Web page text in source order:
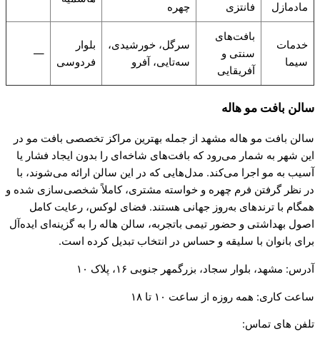
مادمازل فانتزی چهره
خدمات
سیما
بافت‌های
سنتی و
آفریقایی
سرگل، خورشیدی،
سه‌تایی، آفرو
بلوار
فردوسی
—
سالن بافت مو هاله
سالن بافت مو هاله مشهد از جمله بهترین مراکز تخصصی بافت مو در
این شهر به شمار می‌رود که بافت‌های شاخه‌ای را بدون ایجاد فشار یا
آسیب به مو اجرا می‌کند. مدل‌هایی که در این سالن ارائه می‌شوند، با
در نظر گرفتن فرم چهره و خواسته مشتری، کاملاً شخصی‌سازی شده و
همگام با ترندهای به‌روز جهانی هستند. فضای لوکس، رعایت کامل
اصول بهداشتی و حضور تیمی باتجربه، سالن هاله را به گزینه‌ای ایده‌آل
برای بانوان با سلیقه و حساس در انتخاب تبدیل کرده است.
آدرس: مشهد، بلوار سجاد، بزرگمهر جنوبی ۱۶، پلاک ۱۰
ساعت کاری: همه روزه از ساعت ۱۰ تا ۱۸
تلفن های تماس‌: